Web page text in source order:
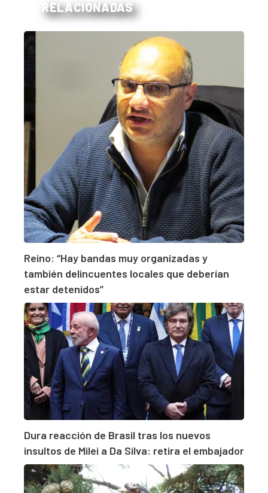
RELACIONADAS
Reino: “Hay bandas muy organizadas y
también delincuentes locales que deberían
estar detenidos”
Dura reacción de Brasil tras los nuevos
insultos de Milei a Da Silva: retira el embajador